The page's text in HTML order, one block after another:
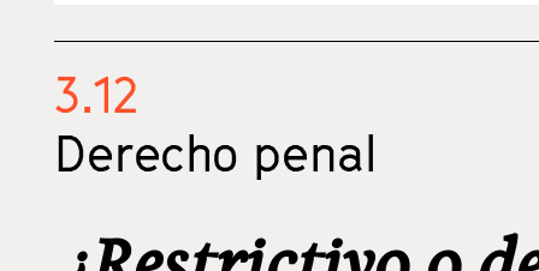
3.12
Derecho penal